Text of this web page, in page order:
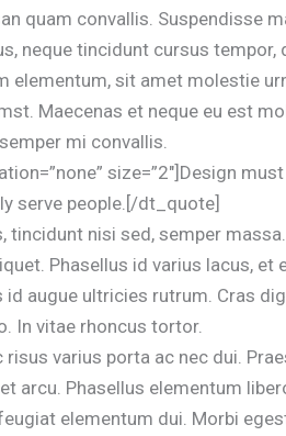
quam convallis. Suspendisse
neque tincidunt cursus
sit amet molestie
Maecenas et neque eu est
mi convallis.
size=”2″]Design
serve people.[/dt_quote]
nisi sed, semper
Phasellus id varius lacus, et
augue ultricies rutrum. Cras
In vitae rhoncus tortor.
varius porta ac nec dui.
arcu. Phasellus elementum
elementum dui. Morbi